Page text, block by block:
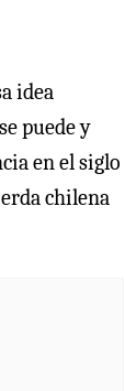
idea
puede y
en el siglo
chilena